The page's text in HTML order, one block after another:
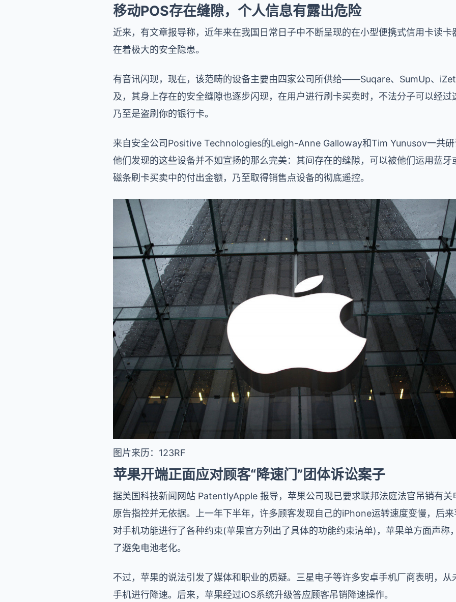
移动POS存在缝隙，个人信息有露出危险
近来，有文章报导称，近年来在我国日常日子中不断呈现的在小型便携式信用卡读
在着极大的安全隐患。
有音讯闪现，现在，该范畴的设备主要由四家公司所供给——Suqare、SumUp、
及，其身上存在的安全缝隙也逐步闪现，在用户进行刷卡买卖时，不法分子可以经
乃至是盗刷你的银行卡。
来自安全公司Positive Technologies的Leigh-Anne Galloway和Tim Yunusov一共
他们发现的这些设备并不如宣扬的那么完美：其间存在的缝隙，可以被他们运用蓝
磁条刷卡买卖中的付出金额，乃至取得销售点设备的彻底遥控。
图片来历：123RF
苹果开端正面应对顾客“降速门”团体诉讼案子
据美国科技新闻网站 PatentlyApple 报导，苹果公司现已要求联邦法庭法官吊销有
原告指控并无依据。上一年下半年，许多顾客发现自己的iPhone运转速度变慢，后
对手机功能进行了各种约束(苹果官方列出了具体的功能约束清单)，苹果单方面声称
了避免电池老化。
不过，苹果的说法引发了媒体和职业的质疑。三星电子等许多安卓手机厂商表明，
手机进行降速。后来，苹果经过iOS系统升级答应顾客吊销降速操作。